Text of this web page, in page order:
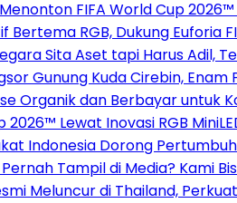
FIFA World Cup
RGB, Dukung Euforia
Sita Aset tapi Harus Adil,
Gunung Kuda Cirebin, Enam
Organik dan Berbayar untuk
Lewat Inovasi RGB
Indonesia Dorong
Tampil di Media? Kami
Meluncur di Thailand,